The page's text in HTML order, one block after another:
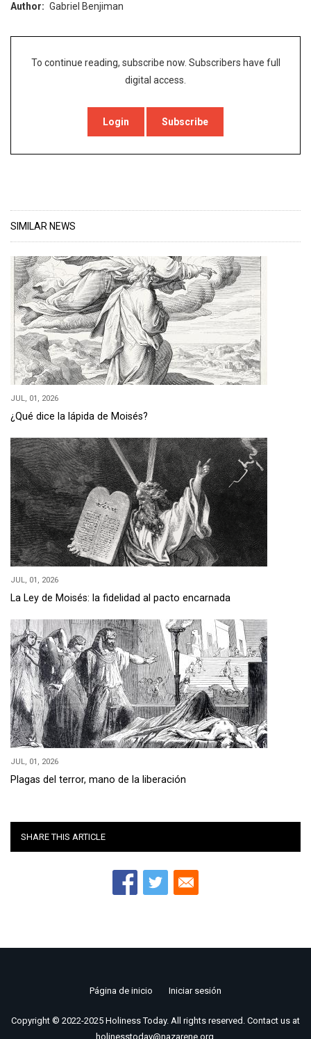
Author Gabriel Benjiman
To continue reading, subscribe now. Subscribers have full
digital access.
Login Subscribe
SIMILAR NEWS
JUL, 01, 2026
¿Qué dice la lápida de Moisés?
JUL, 01, 2026
La Ley de Moisés: la fidelidad al pacto encarnada
JUL, 01, 2026
Plagas del terror, mano de la liberación
SHARE THIS ARTICLE
menu
Página de inicio Iniciar sesión
Copyright © 2022-2025 Holiness Today. All rights reserved. Contact us at
holinesstoday@nazarene.org.